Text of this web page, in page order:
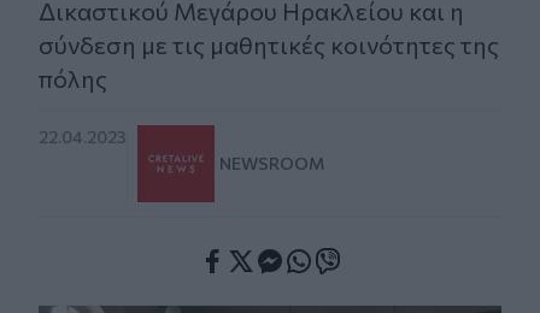
Δικαστικού Μεγάρου Ηρακλείου και η
σύνδεση με τις μαθητικές κοινότητες της
πόλης
22.04.2023
NEWSROOM